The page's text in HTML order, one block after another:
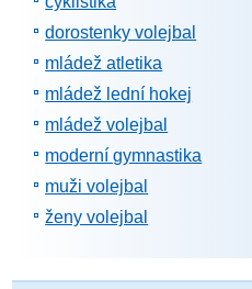
dorostenky volejbal
mládež atletika
mládež lední hokej
mládež volejbal
moderní gymnastika
muži volejbal
ženy volejbal